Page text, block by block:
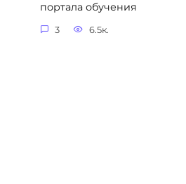
портала обучения
3 6.5к.